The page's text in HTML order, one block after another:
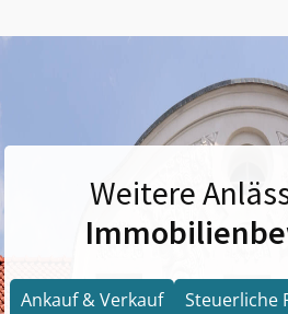
Weitere
Ankauf & Verkauf Steuerliche